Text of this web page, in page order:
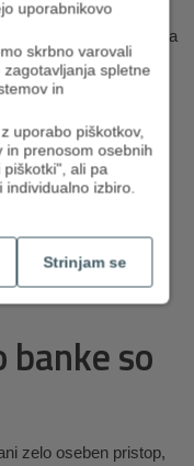
priljubljena izbira za
hitro, strokovno in
dokument in davčno
v najbližji
so
zelo oseben pristop,
uporabnikovo
skrbno varovali
spletne
in
uporabo piškotkov,
in prenosom osebnih
ali pa
individualno izbiro.
Strinjam se